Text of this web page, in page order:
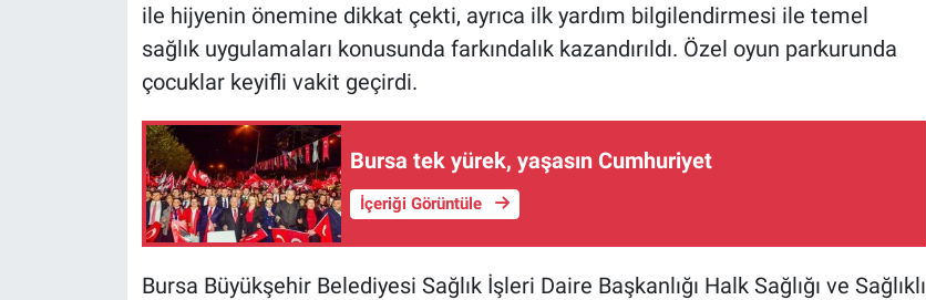
ile hijyenin önemine dikkat çekti, ayrıca ilk yardım bilgilendirmesi ile temel
sağlık uygulamaları konusunda farkındalık kazandırıldı. Özel oyun parkurunda
çocuklar keyifli vakit geçirdi.
Bursa tek yürek, yaşasın Cumhuriyet
İçeriği Görüntüle
Bursa Büyükşehir Belediyesi Sağlık İşleri Daire Başkanlığı Halk Sağlığı ve Sağlıklı
Ne demişti
Programlar